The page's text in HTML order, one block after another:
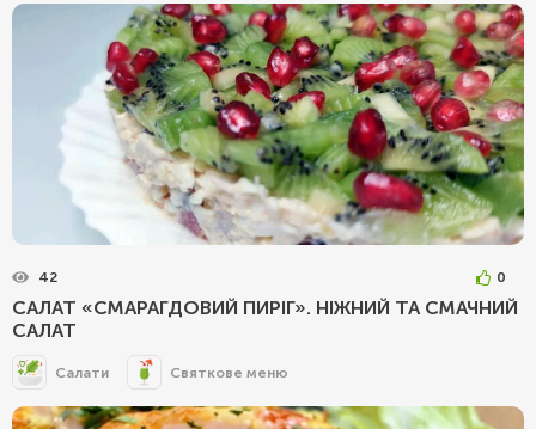
42 0
САЛАТ «СМАРАГДОВИЙ ПИРІГ». НІЖНИЙ ТА СМАЧНИЙ
САЛАТ
Салати Святкове меню